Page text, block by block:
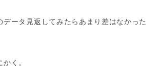
データ見返してみたらあまり差はなかった
く。